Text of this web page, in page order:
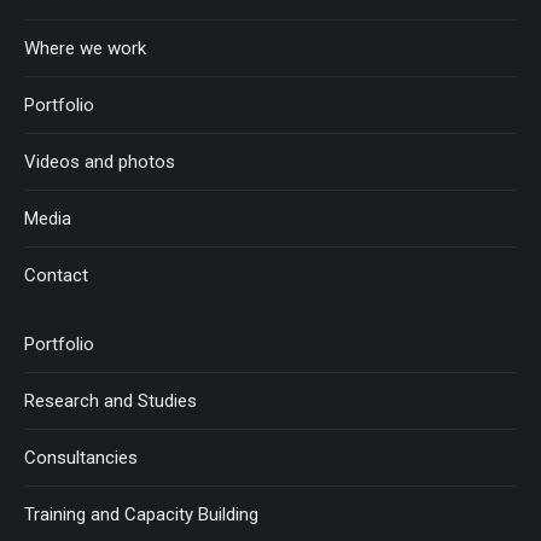
Where we work
Portfolio
Videos and photos
Media
Contact
Portfolio
Research and Studies
Consultancies
Training and Capacity Building